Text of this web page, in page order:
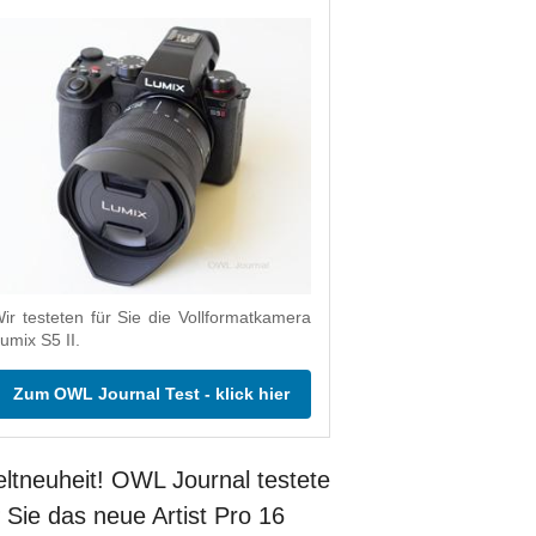
testeten für Sie die Vollformatkamera
S5 II.
Zum OWL Journal Test - klick hier
OWL Journal testete
Sie das neue Artist Pro 16